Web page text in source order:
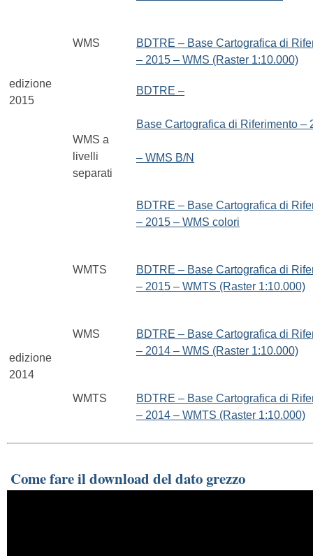
edizione
2015
WMS
BDTRE – Base Cartografica di
– 2015 – WMS (Raster 1:10.000)
WMS a
livelli
separati
BDTRE –
Base Cartografica di Riferimento –
– WMS B/N
BDTRE – Base Cartografica di
– 2015 – WMS colori
WMTS
BDTRE – Base Cartografica di
– 2015 – WMTS (Raster 1:10.000)
edizione
2014
WMS
BDTRE – Base Cartografica di
– 2014 – WMS (Raster 1:10.000)
WMTS
BDTRE – Base Cartografica di
– 2014 – WMTS (Raster 1:10.000)
Come fare il download del dato grezzo